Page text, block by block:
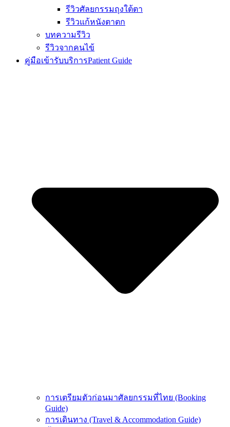
รีวิวศัลยกรรมถุงใต้ตา
รีวิวแก้หนังตาตก
บทความรีวิว
รีวิวจากคนไข้
คู่มือเข้ารับบริการPatient Guide
การเตรียมตัวก่อนมาศัลยกรรมที่ไทย (Booking
Guide)
การเดินทาง (Travel & Accommodation Guide)